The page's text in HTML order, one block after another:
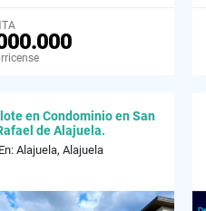
en Condominio en San
de Alajuela.
En: Alajuela, Alajuela